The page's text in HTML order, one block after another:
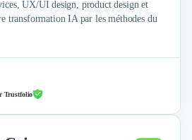
UX/UI design, product design et
transformation IA par les méthodes du
Trustfolio